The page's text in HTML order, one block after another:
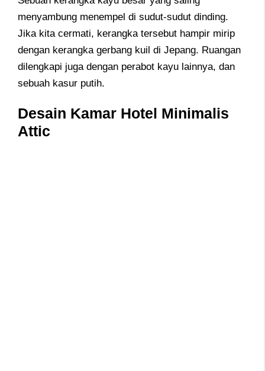
menyambung menempel di sudut-sudut dinding.
Jika kita cermati, kerangka tersebut hampir mirip
dengan kerangka gerbang kuil di Jepang. Ruangan
dilengkapi juga dengan perabot kayu lainnya, dan
sebuah kasur putih.
Desain Kamar Hotel Minimalis
Attic